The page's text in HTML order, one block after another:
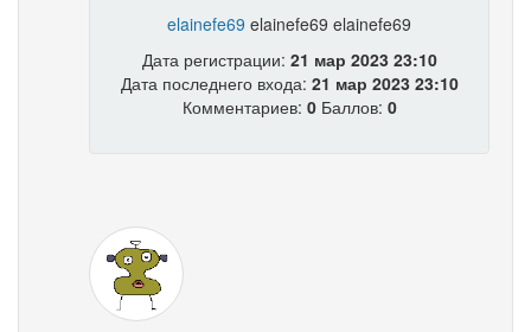
elainefe69 elainefe69 elainefe69
Дата регистрации: 21 мар 2023 23:10
Дата последнего входа: 21 мар 2023 23:10
Комментариев: 0Баллов: 0